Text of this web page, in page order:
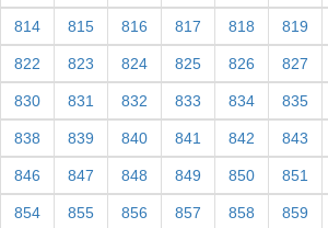
814 815 816 817 818 819
822 823 824 825 826 827
830 831 832 833 834 835
838 839 840 841 842 843
846 847 848 849 850 851
854 855 856 857 858 859